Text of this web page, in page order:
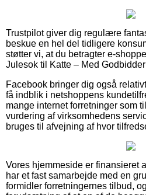
Trustpilot giver dig regulære
beskue en hel del tidligere
støtter vi, at du betragter e-
Julesok til Katte – Med
Facebook bringer dig også
få indblik i netshoppens
mange internet forretninger som
vurdering af virksomhedens
bruges til afvejning af hvor
Vores hjemmeside er finansieret
har et fast samarbejde med en
formidler forretningernes tilbud,